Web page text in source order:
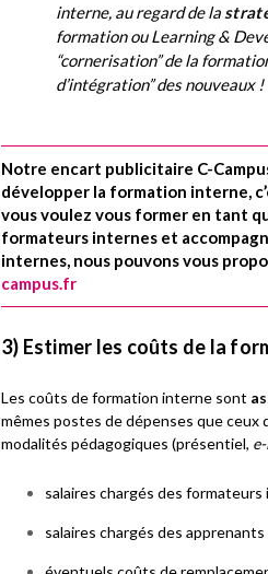
interne, au regard de la
formation ou Learning &
“cornerisation”de la
d’intégration” des nouveaux !
Notre encart publicitaire C-
développer la formation interne,
vous voulez vous former en tant
formateurs internes et
internes, nous pouvons vous
campus.fr
3) Estimer les coûts de la
Les coûts de formation interne sont
mêmes postes de dépenses que ceux
modalités pédagogiques (présentiel,
salaires chargés des
salaires chargés des